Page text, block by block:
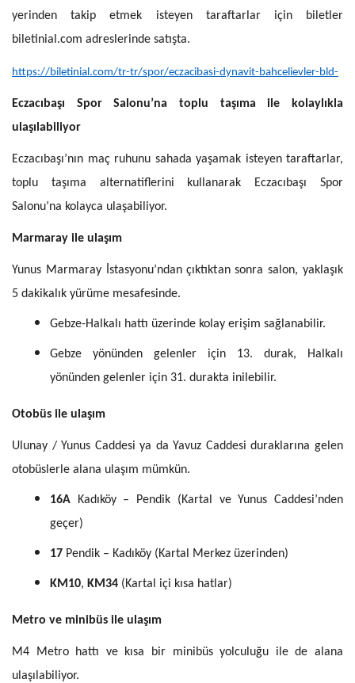
yerinden takip etmek isteyen taraftarlar için biletler
biletinial.com adreslerinde satışta.
https://biletinial.com/tr-tr/spor/eczacibasi-dynavit-bahcelievler-bld-
Eczacıbaşı Spor Salonu’na toplu taşıma ile kolaylıkla
ulaşılabiliyor
Eczacıbaşı’nın maç ruhunu sahada yaşamak isteyen taraftarlar,
toplu taşıma alternatiflerini kullanarak Eczacıbaşı Spor
Salonu’na kolayca ulaşabiliyor.
Marmaray ile ulaşım
Yunus Marmaray İstasyonu’ndan çıktıktan sonra salon, yaklaşık
5 dakikalık yürüme mesafesinde.
Gebze-Halkalı hattı üzerinde kolay erişim sağlanabilir.
Gebze yönünden gelenler için 13. durak, Halkalı
yönünden gelenler için 31. durakta inilebilir.
Otobüs ile ulaşım
Ulunay / Yunus Caddesi ya da Yavuz Caddesi duraklarına gelen
otobüslerle alana ulaşım mümkün.
16A Kadıköy – Pendik (Kartal ve Yunus Caddesi’nden
geçer)
17 Pendik – Kadıköy (Kartal Merkez üzerinden)
KM10, KM34 (Kartal içi kısa hatlar)
Metro ve minibüs ile ulaşım
M4 Metro hattı ve kısa bir minibüs yolculuğu ile de alana
ulaşılabiliyor.